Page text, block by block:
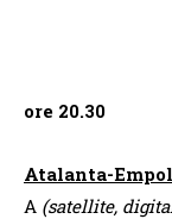
ore 20.30
Atalanta-
A (satellite,